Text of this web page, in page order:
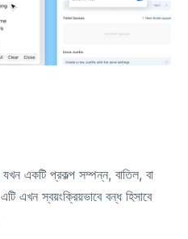
যখন একটি প্রকল্প সম্পন্ন, বাতিল, বা
এখন স্বয়ংক্রিয়ভাবে বন্ধ হিসাবে